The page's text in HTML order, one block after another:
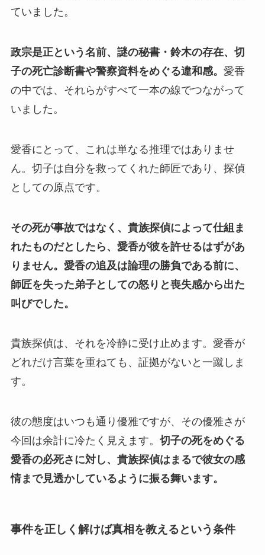
ていました。
政宗是正という名前、謎の秘書・鈴木の存在、切
子の死亡診断書や警察資料をめぐる違和感。 愛香
の中では、それらがすべて一本の線でつながって
いました。
愛香にとって、これは単なる推理ではありませ
ん。切子は自分を救ってくれた師匠であり、探偵
としての原点です。
その死が事故ではなく、貴族探偵によって仕組ま
れたものだとしたら、愛香が彼を許せるはずがあ
りません。 愛香の追及は論理の勝負である前に、
師匠を失った弟子としての怒りと喪失感から出た
叫びでした。
貴族探偵は、それを冷静に受け止めます。愛香が
どれだけ言葉を重ねても、証拠がないと一蹴しま
す。
彼の態度はいつも通り優雅ですが、その優雅さが
今回は余計に冷たく見えます。 切子の死をめぐる
愛香の必死さに対し、貴族探偵はまるで彼女の感
情まで見透かしているように振る舞います。
事件を正しく解けば真相を教えるという条件